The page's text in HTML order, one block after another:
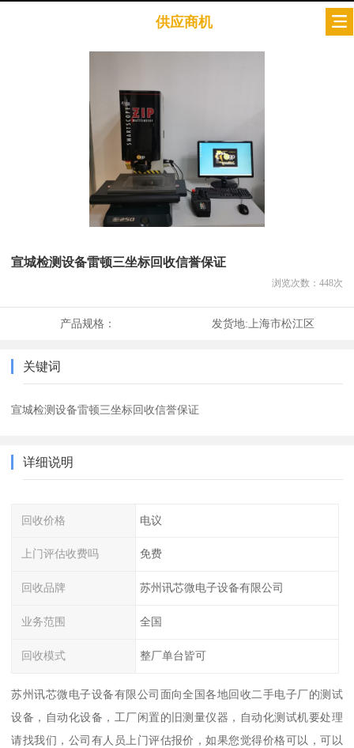
供应商机
宣城检测设备雷顿三坐标回收信誉保证
浏览次数： 448次
产品规格： 发货地:上海市松江区
关键词
宣城检测设备雷顿三坐标回收信誉保证
详细说明
回收价格 电议
上门评估收费吗 免费
回收品牌 苏州讯芯微电子设备有限公司
业务范围 全国
回收模式 整厂单台皆可
苏州讯芯微电子设备有限公司面向全国各地回收二手电子厂的测试
设备，自动化设备，工厂闲置的旧测量仪器，自动化测试机要处理
请找我们，公司有人员上门评估报价，如果您觉得价格可以，可以